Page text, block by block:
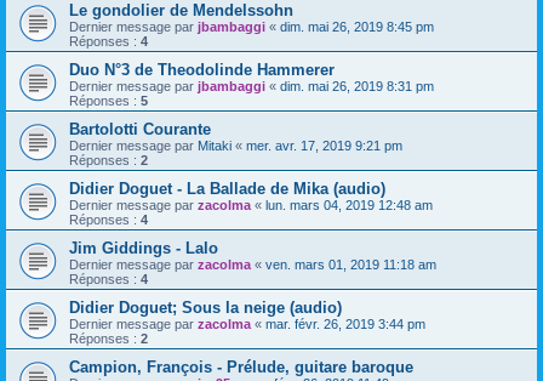
Le gondolier de Mendelssohn
Dernier message par jbambaggi « dim. mai 26, 2019 8:45 pm
Réponses : 4
Duo N°3 de Theodolinde Hammerer
Dernier message par jbambaggi « dim. mai 26, 2019 8:31 pm
Réponses : 5
Bartolotti Courante
Dernier message par Mitaki « mer. avr. 17, 2019 9:21 pm
Réponses : 2
Didier Doguet - La Ballade de Mika (audio)
Dernier message par zacolma « lun. mars 04, 2019 12:48 am
Réponses : 4
Jim Giddings - Lalo
Dernier message par zacolma « ven. mars 01, 2019 11:18 am
Réponses : 4
Didier Doguet; Sous la neige (audio)
Dernier message par zacolma « mar. févr. 26, 2019 3:44 pm
Réponses : 2
Campion, François - Prélude, guitare baroque